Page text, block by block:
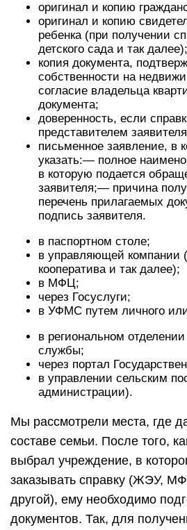
оригинал и копию
оригинал и копию
ребенка (при получении
детского сада и так далее);
копия документа,
собственности на
согласие владельца
документа;
доверенность, если
представителем
письменное заявление, в
указать:— полное
в которую подается
заявителя;— причина
перечень прилагаемых
подпись заявителя.
в паспортном столе;
в управляющей компании
кооператива и так далее);
в МФЦ;
через Госуслуги;
в УФМС путем личного
в региональном
службы;
через портал
в управлении сельским
администрации).
Мы рассмотрели места, где
составе семьи. После того,
выбрал учреждение, в
заказывать справку (ЖЭУ,
другой), ему необходимо
документов. Так, для